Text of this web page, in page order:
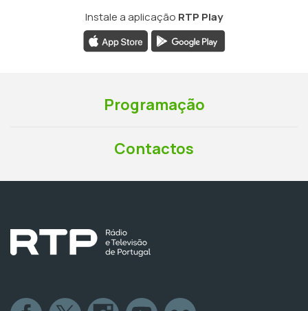
Instale a aplicação RTP Play
Programação
Contactos